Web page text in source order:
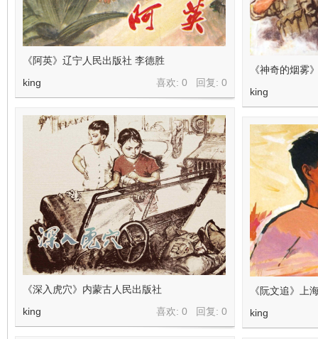
《阿英》辽宁人民出版社 李德胜
喜欢: 0 回复: 0
king
《神奇的烟雾
king
《深入虎穴》内蒙古人民出版社
喜欢: 0 回复: 0
king
《阮文追》上
king